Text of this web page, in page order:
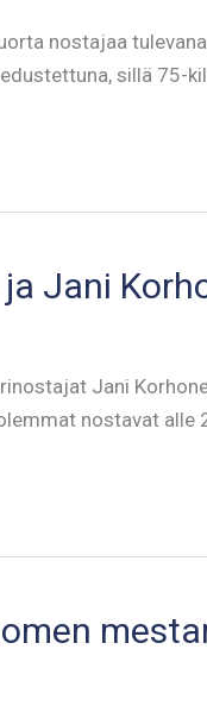
nostajaa
sillä 75-
ja Jani
Jani
nostavat alle